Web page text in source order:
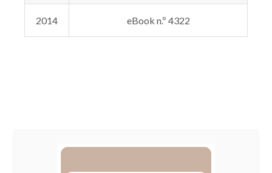
2014 eBook n.º 4322